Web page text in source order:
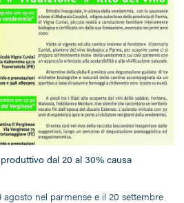
dal 20 al 30% causa
agosto nel parmense e il 20 settembre